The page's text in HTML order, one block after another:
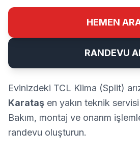
HEMEN
RANDEVU
Evinizdeki TCL Klima (Split)
Karataş en yakın teknik
Bakım, montaj ve onarım
randevu oluşturun.